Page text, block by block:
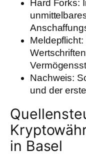
Hard Forks:
Meldepflicht:
Nachweis:
und der
in Basel